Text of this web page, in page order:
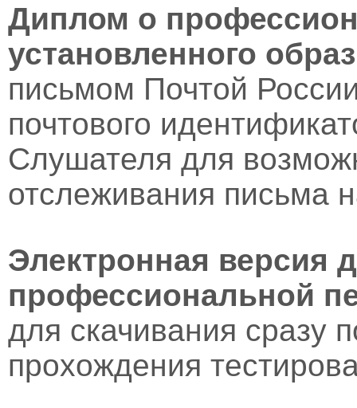
Диплом о
установленного
письмом Почтой
почтового
Слушателя для
отслеживания письма
Электронная версия
профессиональной
для скачивания сразу
прохождения